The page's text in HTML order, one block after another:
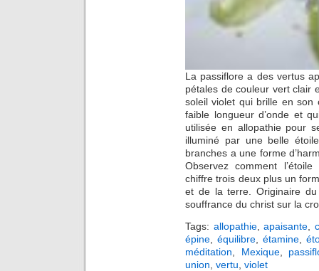
La passiflore a des vertus
pétales de couleur vert clair
soleil violet qui brille en
faible longueur d’onde et
utilisée en allopathie pour
illuminé par une belle
branches a une forme
Observez comment
chiffre trois deux plus un
et de la terre. Originaire
souffrance du christ sur la
Tags: allopathie,apaisante ,
épine
équilibre, étamine,
méditation
Mexique,
union vertu violet